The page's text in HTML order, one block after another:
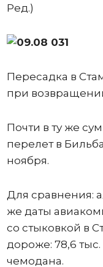
Ред.)
Пересадка в
при
Почти в ту же
перелет в
ноября.
Для сравнения:
же даты
со стыковкой в
дороже: 78,6
чемодана.